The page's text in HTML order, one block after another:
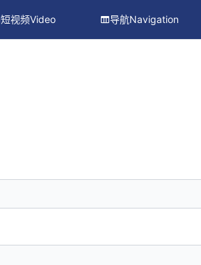
短视频Video 导航Navigation